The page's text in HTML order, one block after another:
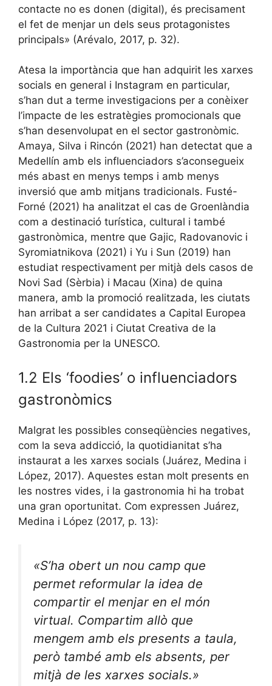
contacte no es donen (digital), és precisament
el fet de menjar un dels seus protagonistes
principals» (Arévalo, 2017, p. 32).
Atesa la importància que han adquirit les xarxes
socials en general i Instagram en particular,
s’han dut a terme investigacions per a conèixer
l’impacte de les estratègies promocionals que
s’han desenvolupat en el sector gastronòmic.
Amaya, Silva i Rincón (2021) han detectat que a
Medellín amb els influenciadors s’aconsegueix
més abast en menys temps i amb menys
inversió que amb mitjans tradicionals. Fusté-
Forné (2021) ha analitzat el cas de Groenlàndia
com a destinació turística, cultural i també
gastronòmica, mentre que Gajic, Radovanovic i
Syromiatnikova (2021) i Yu i Sun (2019) han
estudiat respectivament per mitjà dels casos de
Novi Sad (Sèrbia) i Macau (Xina) de quina
manera, amb la promoció realitzada, les ciutats
han arribat a ser candidates a Capital Europea
de la Cultura 2021 i Ciutat Creativa de la
Gastronomia per la UNESCO.
1.2 Els ‘foodies’ o influenciadors
gastronòmics
Malgrat les possibles conseqüències negatives,
com la seva addicció, la quotidianitat s’ha
instaurat a les xarxes socials (Juárez, Medina i
López, 2017). Aquestes estan molt presents en
les nostres vides, i la gastronomia hi ha trobat
una gran oportunitat. Com expressen Juárez,
Medina i López (2017, p. 13):
«S’ha obert un nou camp que
permet reformular la idea de
compartir el menjar en el món
virtual. Compartim allò que
mengem amb els presents a taula,
però també amb els absents, per
mitjà de les xarxes socials.»